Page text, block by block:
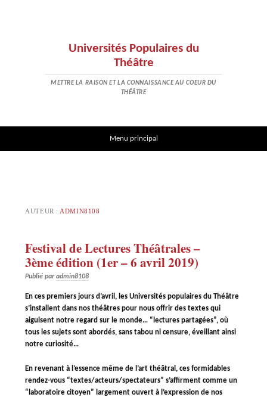
Universités Populaires du
Théâtre
METTRE LA RAISON ET LA CONNAISSANCE AU COEUR DU
THÉÂTRE
Menu principal
AUTEUR :ADMIN8108
Festival de Lectures Théâtrales –
3ème édition (1er – 6 avril 2019)
Publié paradmin8108
En ces premiers jours d’avril, les Universités populaires du Théâtre
s’installent dans nos théâtres pour nous offrir des textes qui
aiguisent notre regard sur le monde… “lectures partagées”, où
tous les sujets sont abordés, sans tabou ni censure, éveillant ainsi
notre curiosité…
En revenant à l’essence même de l’art théâtral, ces formidables
rendez-vous “textes/acteurs/spectateurs” s’affirment comme un
“laboratoire citoyen” largement ouvert à l’expression de nos